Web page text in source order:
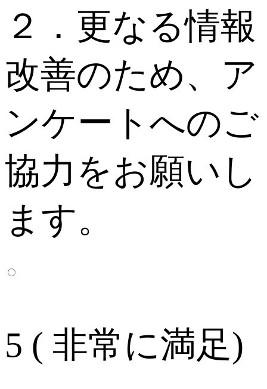
２．更なる情報
改善のため、ア
ンケートへのご
協力をお願いし
ます。
5 ( 非常に満足)